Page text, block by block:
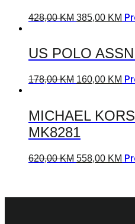
428,00KM 385,00 KM
US POLO
178,00KM 160,00 KM
MICHAEL
MK8281
620,00KM 558,00 KM